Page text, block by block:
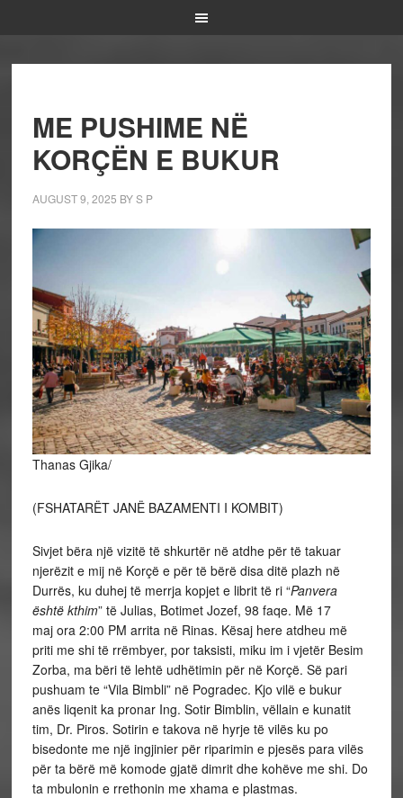
ME PUSHIME NË
KORÇËN E BUKUR
AUGUST 9, 2025 BYS P
Thanas Gjika/
(FSHATARËT JANË BAZAMENTI I KOMBIT)
Sivjet bëra një vizitë të shkurtër në atdhe për të takuar
njerëzit e mij në Korçë e për të bërë disa ditë plazh në
Durrës, ku duhej të merrja kopjet e librit të ri “Panvera
është kthim” të Julias, Botimet Jozef, 98 faqe. Më 17
maj ora 2:00 PM arrita në Rinas. Kësaj here atdheu më
priti me shi të rrëmbyer, por taksisti, miku im i vjetër Besim
Zorba, ma bëri të lehtë udhëtimin për në Korçë. Së pari
pushuam te “Vila Bimbli” në Pogradec. Kjo vilë e bukur
anës liqenit ka pronar Ing. Sotir Bimblin, vëllain e kunatit
tim, Dr. Piros. Sotirin e takova në hyrje të vilës ku po
bisedonte me një ingjinier për riparimin e pjesës para vilës
për ta bërë më komode gjatë dimrit dhe kohëve me shi. Do
ta mbulonin e rrethonin me xhama e plastmas.